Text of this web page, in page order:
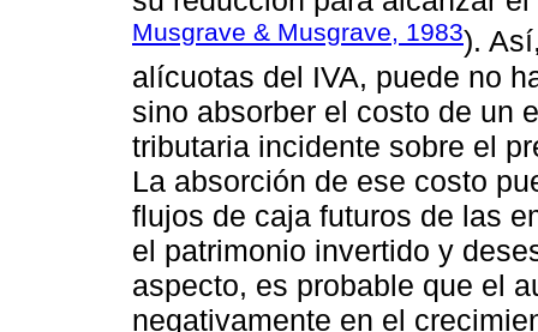
Musgrave & Musgrave, 1983).
alícuotas del IVA, puede no
sino absorber el costo de un
tributaria incidente sobre el
La absorción de ese costo
flujos de caja futuros de las
el patrimonio invertido y
aspecto, es probable que el
negativamente en el